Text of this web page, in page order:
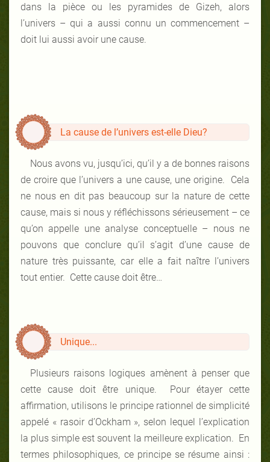
dans la pièce ou les pyramides de Gizeh, alors
l’univers – qui a aussi connu un commencement –
doit lui aussi avoir une cause.
La cause de l’univers est-elle Dieu?
Nous avons vu, jusqu’ici, qu’il y a de bonnes raisons
de croire que l’univers a une cause, une origine. Cela
ne nous en dit pas beaucoup sur la nature de cette
cause, mais si nous y réfléchissons sérieusement – ce
qu’on appelle une analyse conceptuelle – nous ne
pouvons que conclure qu’il s’agit d’une cause de
nature très puissante, car elle a fait naître l’univers
tout entier. Cette cause doit être…
Unique...
Plusieurs raisons logiques amènent à penser que
cette cause doit être unique. Pour étayer cette
affirmation, utilisons le principe rationnel de simplicité
appelé « rasoir d’Ockham », selon lequel l’explication
la plus simple est souvent la meilleure explication. En
termes philosophiques, ce principe se résume ainsi :